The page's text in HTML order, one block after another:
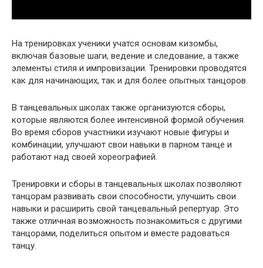
На тренировках ученики учатся основам кизомбы,
включая базовые шаги, ведение и следование, а также
элементы стиля и импровизации. Тренировки проводятся
как для начинающих, так и для более опытных танцоров.
В танцевальных школах также организуются сборы,
которые являются более интенсивной формой обучения.
Во время сборов участники изучают новые фигуры и
комбинации, улучшают свои навыки в парном танце и
работают над своей хореографией.
Тренировки и сборы в танцевальных школах позволяют
танцорам развивать свои способности, улучшить свои
навыки и расширить свой танцевальный репертуар. Это
также отличная возможность познакомиться с другими
танцорами, поделиться опытом и вместе радоваться
танцу.